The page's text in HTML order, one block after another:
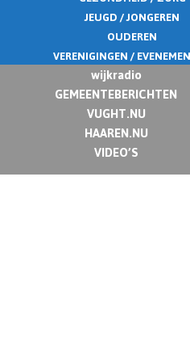
JEUGD / JONGEREN
OUDEREN
VERENIGINGEN /
wijkradio
GEMEENTEBERICHTEN
VUGHT.NU
HAAREN.NU
VIDEO’S